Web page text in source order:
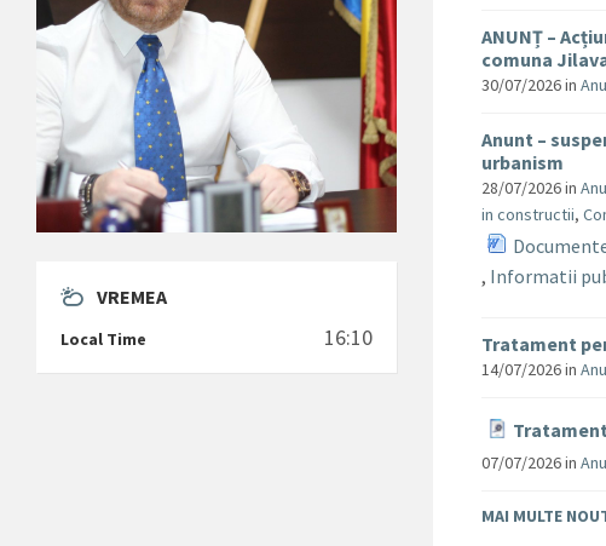
ANUNȚ –
comuna
30/07/2026in
Anunt –
urbanism
28/07/2026in
in constructii,
, Informatii
Tratament
14/07/2026in
07/07/2026in
MAI MULTE
VREMEA
Local Time 16:10